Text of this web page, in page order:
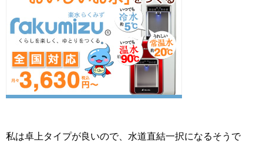
私は卓上タイプが良いので、水道直結一択になるそうで